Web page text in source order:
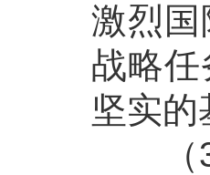
激烈
战略
坚实的
（3